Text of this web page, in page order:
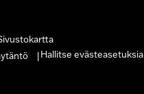
Hallitse evästeasetuksia